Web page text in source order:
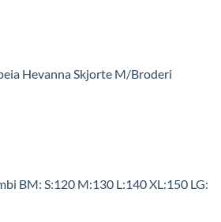
Hevanna Skjorte M/Broderi
BM: S:120 M:130 L:140 XL:150 LG: